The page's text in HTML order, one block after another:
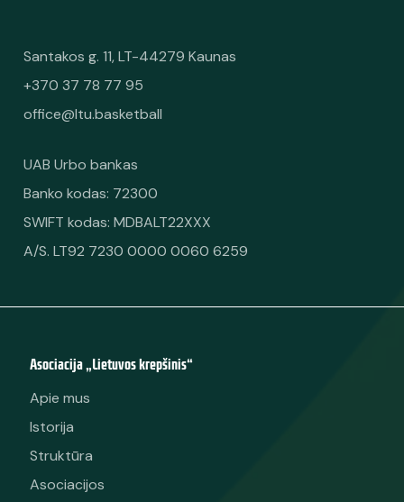
Santakos g. 11, LT-44279 Kaunas
+370 37 78 77 95
office@ltu.basketball
UAB Urbo bankas
Banko kodas: 72300
SWIFT kodas: MDBALT22XXX
A/S. LT92 7230 0000 0060 6259
Asociacija „Lietuvos krepšinis“
Apie mus
Istorija
Struktūra
Asociacijos